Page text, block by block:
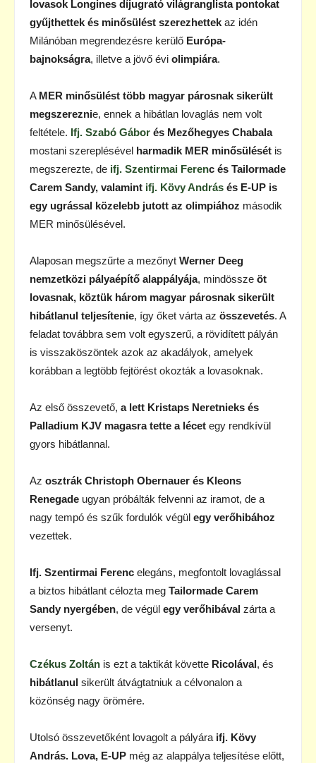
lovasok Longines díjugrató világranglista pontokat
gyűjthettek és minősülést szerezhettek az idén
Milánóban megrendezésre kerülő Európa-
bajnokságra, illetve a jövő évi olimpiára.
A MER minősülést több magyar párosnak sikerült
megszereznie, ennek a hibátlan lovaglás nem volt
feltétele. Ifj. Szabó Gábor és Mezőhegyes Chabala
mostani szereplésével harmadik MER minősülését is
megszerezte, de ifj. Szentirmai Ferenc és Tailormade
Carem Sandy, valamint ifj. Kövy András és E-UP is
egy ugrással közelebb jutott az olimpiához második
MER minősülésével.
Alaposan megszűrte a mezőnyt Werner Deeg
nemzetközi pályaépítő alappályája, mindössze öt
lovasnak, köztük három magyar párosnak sikerült
hibátlanul teljesítenie, így őket várta az összevetés. A
feladat továbbra sem volt egyszerű, a rövidített pályán
is visszaköszöntek azok az akadályok, amelyek
korábban a legtöbb fejtörést okozták a lovasoknak.
Az első összevető, a lett Kristaps Neretnieks és
Palladium KJV magasra tette a lécet egy rendkívül
gyors hibátlannal.
Az osztrák Christoph Obernauer és Kleons
Renegade ugyan próbálták felvenni az iramot, de a
nagy tempó és szűk fordulók végül egy verőhibához
vezettek.
Ifj. Szentirmai Ferenc elegáns, megfontolt lovaglással
a biztos hibátlant célozta meg Tailormade Carem
Sandy nyergében, de végül egy verőhibával zárta a
versenyt.
Czékus Zoltán is ezt a taktikát követte Ricolával, és
hibátlanul sikerült átvágtatniuk a célvonalon a
közönség nagy örömére.
Utolsó összevetőként lovagolt a pályára ifj. Kövy
András. Lova, E-UP még az alappálya teljesítése előtt,